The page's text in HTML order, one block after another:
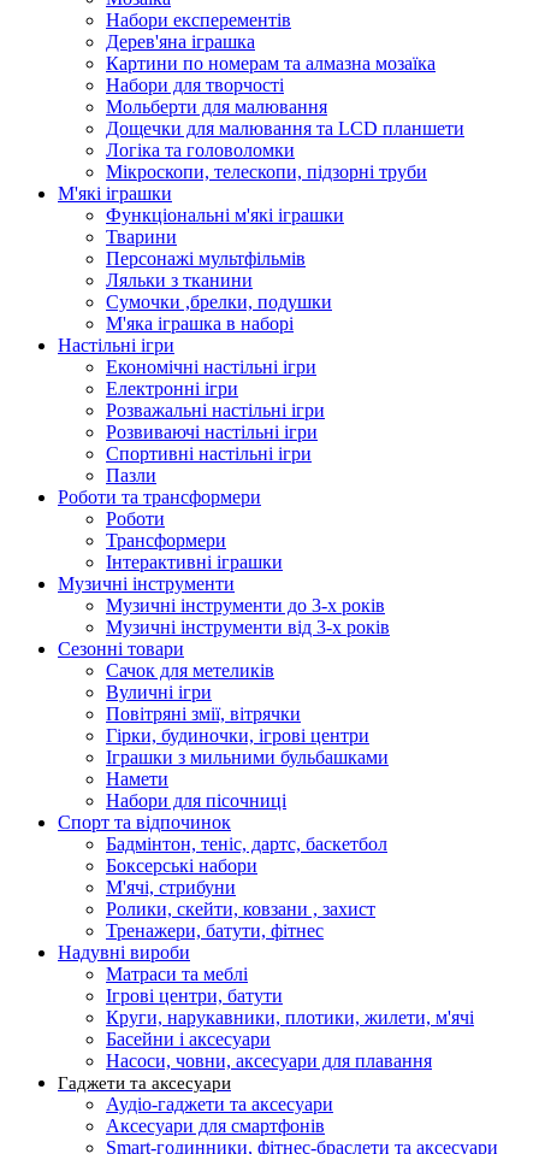
Набори експерементів
Дерев'яна іграшка
Картини по номерам та алмазна мозаїка
Набори для творчості
Мольберти для малювання
Дощечки для малювання та LCD планшети
Логіка та головоломки
Мікроскопи, телескопи, підзорні труби
М'які іграшки
Функціональні м'які іграшки
Тварини
Персонажі мультфільмів
Ляльки з тканини
Сумочки ,брелки, подушки
М'яка іграшка в наборі
Настільні ігри
Економічні настільні ігри
Електронні ігри
Розважальні настільні ігри
Розвиваючі настільні ігри
Спортивні настільні ігри
Пазли
Роботи та трансформери
Роботи
Трансформери
Інтерактивні іграшки
Музичні інструменти
Музичні інструменти до 3-х років
Музичні інструменти від 3-х років
Сезонні товари
Сачок для метеликів
Вуличні ігри
Повітряні змії, вітрячки
Гірки, будиночки, ігрові центри
Іграшки з мильними бульбашками
Намети
Набори для пісочниці
Спорт та відпочинок
Бадмінтон, теніс, дартс, баскетбол
Боксерські набори
М'ячі, стрибуни
Ролики, скейти, ковзани , захист
Тренажери, батути, фітнес
Надувні вироби
Матраси та меблі
Ігрові центри, батути
Круги, нарукавники, плотики, жилети, м'ячі
Басейни і аксесуари
Насоси, човни, аксесуари для плавання
Гаджети та аксесуари
Аудіо-гаджети та аксесуари
Аксесуари для смартфонів
Smart-годинники, фітнес-браслети та аксесуари